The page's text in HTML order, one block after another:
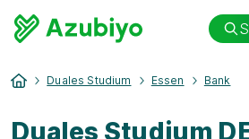
Duales Studium Essen Bank
Duales Studium